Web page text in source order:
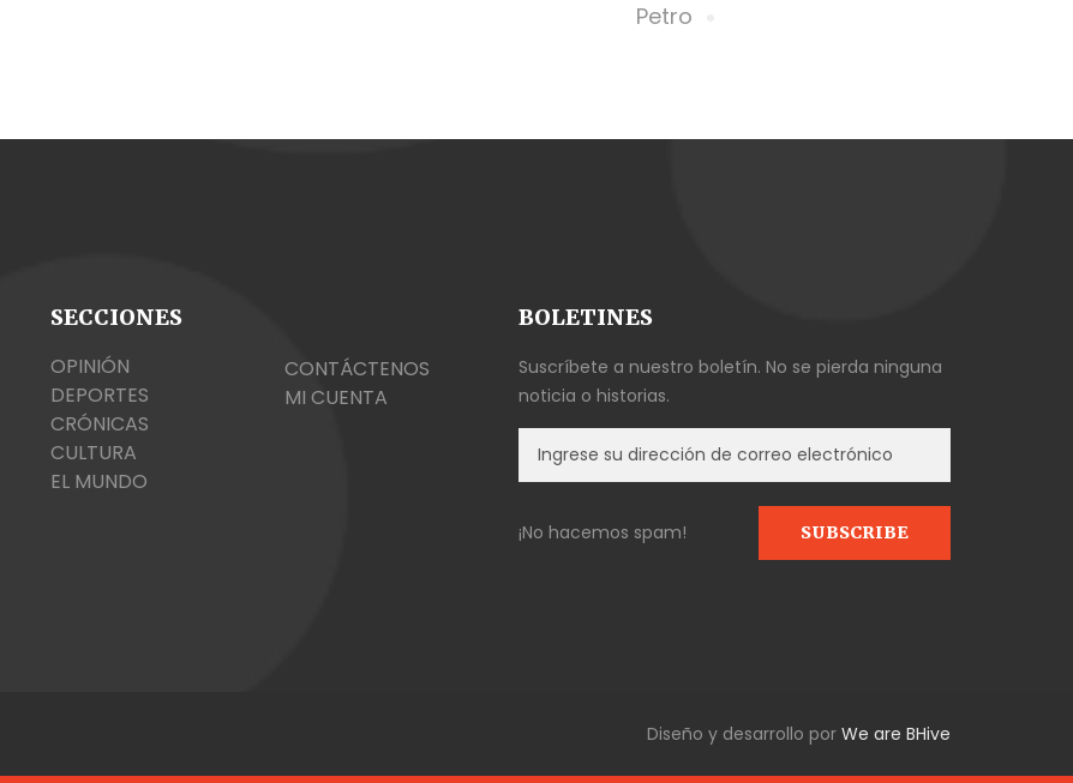
Petro
SECCIONES
OPINIÓN
DEPORTES
CRÓNICAS
CULTURA
EL MUNDO
CONTÁCTENOS
MI CUENTA
BOLETINES
Suscríbete a nuestro boletín. No se pierda ninguna
noticia o historias.
¡No hacemos spam!
Diseño y desarrollo por We are BHive